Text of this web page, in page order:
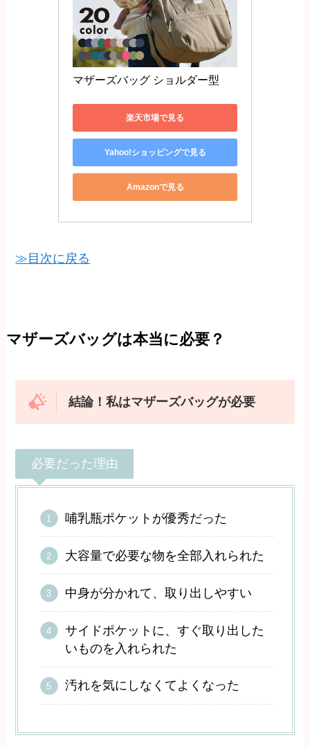
マザーズバッグ ショルダー型
楽天市場で見る
Yahoo!ショッピングで見る
Amazonで見る
≫目次に戻る
マザーズバッグは本当に必要？
結論！私はマザーズバッグが必要
必要だった理由
哺乳瓶ポケットが優秀だった
大容量で必要な物を全部入れられた
中身が分かれて、取り出しやすい
サイドポケットに、すぐ取り出した
いものを入れられた
汚れを気にしなくてよくなった